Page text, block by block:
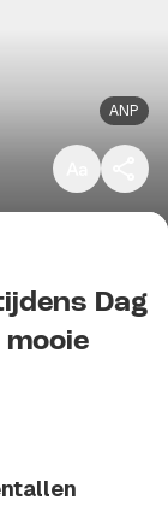
ANP
Dag